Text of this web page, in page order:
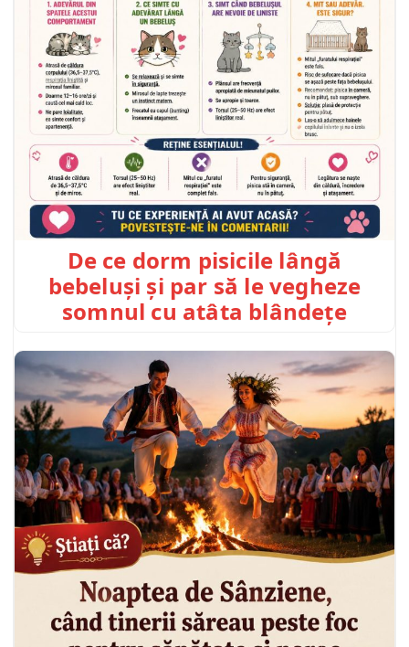
De ce dorm pisicile lângă
bebeluși și par să le vegheze
somnul cu atâta blândețe